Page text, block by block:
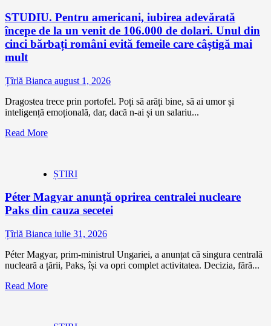
STUDIU. Pentru americani, iubirea adevărată
începe de la un venit de 106.000 de dolari. Unul din
cinci bărbați români evită femeile care câștigă mai
mult
Țîrlă Bianca august 1, 2026
Dragostea trece prin portofel. Poți să arăți bine, să ai umor și
inteligență emoțională, dar, dacă n-ai și un salariu...
Read More
ȘTIRI
Péter Magyar anunță oprirea centralei nucleare
Paks din cauza secetei
Țîrlă Bianca iulie 31, 2026
Péter Magyar, prim-ministrul Ungariei, a anunțat că singura centrală
nucleară a țării, Paks, își va opri complet activitatea. Decizia, fără...
Read More